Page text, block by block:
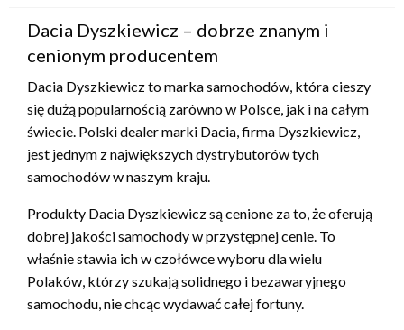
Dacia Dyszkiewicz – dobrze znanym i
cenionym producentem
Dacia Dyszkiewicz to marka samochodów, która cieszy
się dużą popularnością zarówno w Polsce, jak i na całym
świecie. Polski dealer marki Dacia, firma Dyszkiewicz,
jest jednym z największych dystrybutorów tych
samochodów w naszym kraju.
Produkty Dacia Dyszkiewicz są cenione za to, że oferują
dobrej jakości samochody w przystępnej cenie. To
właśnie stawia ich w czołówce wyboru dla wielu
Polaków, którzy szukają solidnego i bezawaryjnego
samochodu, nie chcąc wydawać całej fortuny.